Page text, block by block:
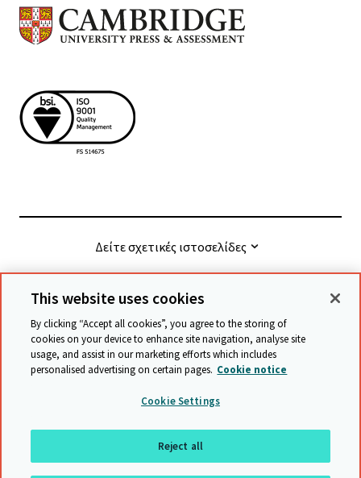
Δείτε σχετικές ιστοσελίδες
© Cambridge University Press & Assessment
Όροι και προϋποθέσεις
Προστασία δεδομένων
Accessibility statement Statement on modern slavery
Safeguarding policy
Χάρτης ιστότοπου
επιστροφή στην αρχή της σελίδας
This website uses cookies
By clicking “Accept all cookies”, you agree to the storing of
cookies on your device to enhance site navigation, analyse site
usage, and assist in our marketing efforts which includes
personalised advertising on certain pages. Cookie notice
Cookie Settings
Reject all